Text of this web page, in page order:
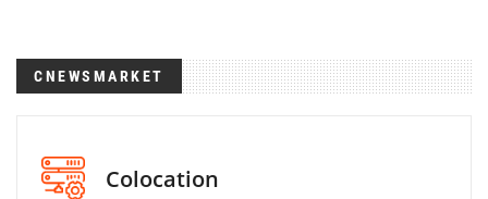
CNEWSMARKET
Colocation